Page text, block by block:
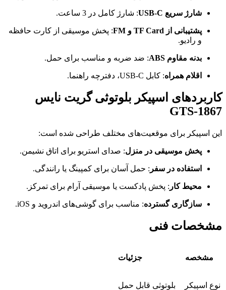
شارژ سریع USB-C : شارژ کامل در 3 ساعت.
پشتیبانی از TF Card و FM
: پخش موسیقی از کارت حافظه
و رادیو.
بدنه مقاوم ABS : ضد ضربه و مناسب برای حمل.
اقلام همراه: کابل USB-C، دفترچه راهنما.
کاربردهای اسپیکر بلوتوثی گریت نایس
GTS-1867
این اسپیکر برای موقعیت‌های مختلف طراحی شده است:
پخش موسیقی در منزل: صدای استریو برای اتاق نشیمن.
استفاده در سفر : حمل آسان برای کمپینگ یا رانندگی.
محیط کار : پخش پادکست یا موسیقی آرام برای تمرکز.
سازگاری گسترده: مناسب برای گوشی‌های اندروید و iOS.
مشخصات فنی
مشخصه جزئیات
نوع اسپیکر بلوتوثی قابل حمل